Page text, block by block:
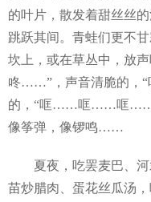
的叶片，散发着甜丝丝
跳跃其间。青蛙们更不
坎上，或在草丛中，放
咚……”，声音清脆的
的，“哐……哐……哐……”
像筝弹，像锣鸣……
夏夜，吃罢麦巴、河
苗炒腊肉、蛋花丝瓜汤